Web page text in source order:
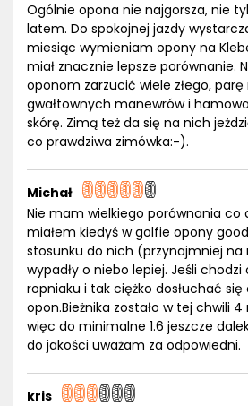
Ogólnie opona nie najgorsza, nie
latem. Do spokojnej jazdy
miesiąc wymieniam opony na
miał znacznie lepsze porównanie.
oponom zarzucić wiele złego,
gwałtownych manewrów i
skórę. Zimą też da się na nich
co prawdziwa zimówka:-).
Michał
Nie mam wielkiego porównania co
miałem kiedyś w golfie opony
stosunku do nich (przynajmniej na
wypadły o niebo lepiej. Jeśli chodzi
ropniaku i tak ciężko dosłuchać się
opon.Bieżnika zostało w tej chwili
więc do minimalne 1.6 jeszcze
do jakości uważam za odpowiedni.
kris